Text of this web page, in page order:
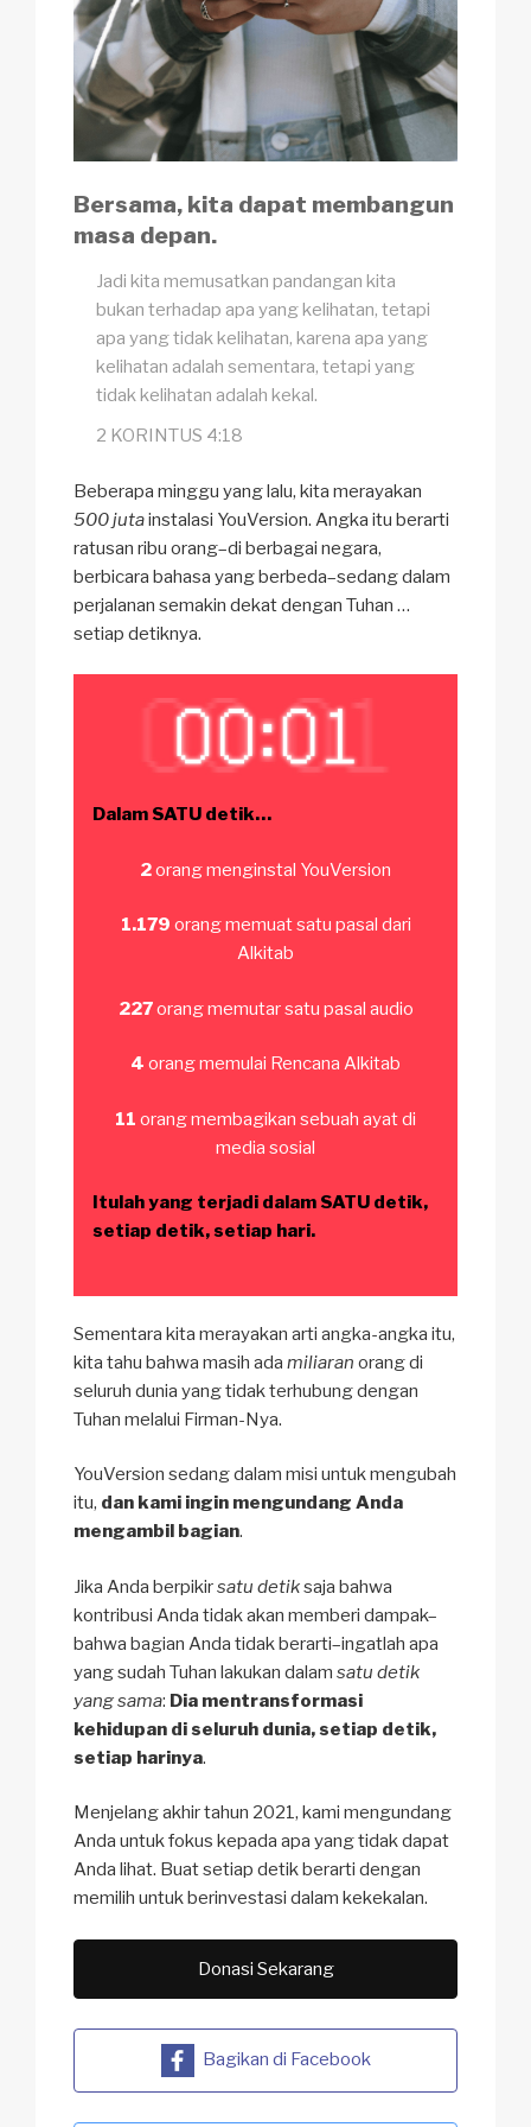
Bersama, kita dapat membangun
masa depan.
Jadi kita memusatkan pandangan kita
bukan terhadap apa yang kelihatan, tetapi
apa yang tidak kelihatan, karena apa yang
kelihatan adalah sementara, tetapi yang
tidak kelihatan adalah kekal.
2 KORINTUS 4:18
Beberapa minggu yang lalu, kita merayakan
500 jutainstalasi YouVersion. Angka itu berarti
ratusan ribu orang–di berbagai negara,
berbicara bahasa yang berbeda–sedang dalam
perjalanan semakin dekat dengan Tuhan …
setiap detiknya.
Dalam SATU detik…
2orang menginstal YouVersion
1.179 orang memuat satu pasal dari
Alkitab
227orang memutar satu pasal audio
4 orang memulai Rencana Alkitab
11 orang membagikan sebuah ayat di
media sosial
Itulah yang terjadi dalam SATU detik,
setiap detik, setiap hari.
Sementara kita merayakan arti angka-angka itu,
kita tahu bahwa masih ada miliaran orang di
seluruh dunia yang tidak terhubung dengan
Tuhan melalui Firman-Nya.
YouVersion sedang dalam misi untuk mengubah
itu, dan kami ingin mengundang Anda
mengambil bagian.
Jika Anda berpikirsatu detiksaja bahwa
kontribusi Anda tidak akan memberi dampak–
bahwa bagian Anda tidak berarti–ingatlah apa
yang sudah Tuhan lakukan dalam satu detik
yang sama: Dia mentransformasi
kehidupan di seluruh dunia, setiap detik,
setiap harinya.
Menjelang akhir tahun 2021, kami mengundang
Anda untuk fokus kepada apa yang tidak dapat
Anda lihat. Buat setiap detik berarti dengan
memilih untuk berinvestasi dalam kekekalan.
Donasi Sekarang
Bagikan di Facebook